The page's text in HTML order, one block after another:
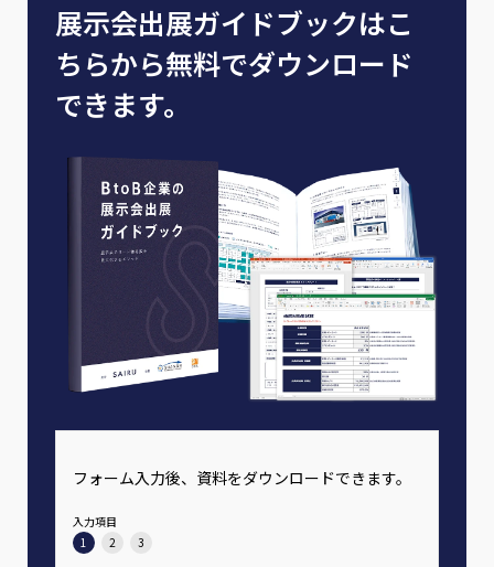
展示会出展ガイドブックはこ
ちらから無料でダウンロード
できます。
フォーム入力後、資料をダウンロードできます。
入力項目
1
2 3